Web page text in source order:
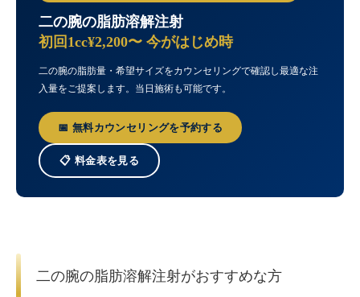
二の腕の脂肪溶解注射
初回1cc¥2,200〜 今がはじめ時
二の腕の脂肪量・希望サイズをカウンセリングで確認し最適な注
入量をご提案します。当日施術も可能です。
📅 無料カウンセリングを予約する
📋 料金表を見る
二の腕の脂肪溶解注射がおすすめな方